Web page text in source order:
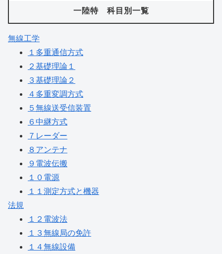
一陸特 科目別一覧
無線工学
１多重通信方式
２基礎理論１
３基礎理論２
４多重変調方式
５無線送受信装置
６中継方式
７レーダー
８アンテナ
９電波伝搬
１０電源
１１測定方式と機器
法規
１２電波法
１３無線局の免許
１４無線設備